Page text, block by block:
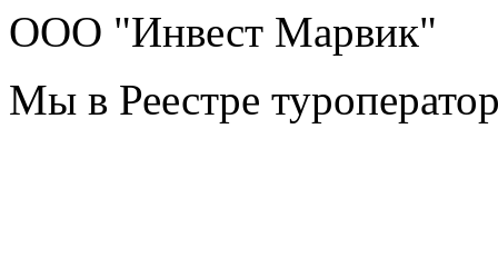
ООО "Инвест Марвик"
Мы в Реестре